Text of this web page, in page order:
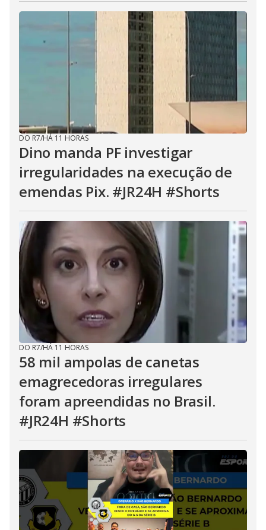
DO R7/HÁ 11 HORAS
Dino manda PF investigar
irregularidades na execução de
emendas Pix. #JR24H #Shorts
DO R7/HÁ 11 HORAS
58 mil ampolas de canetas
emagrecedoras irregulares
foram apreendidas no Brasil.
#JR24H #Shorts